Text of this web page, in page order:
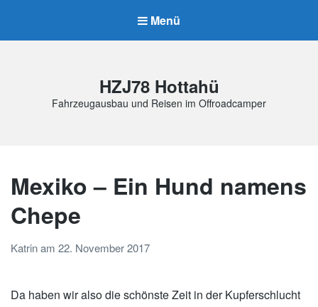
Menü
HZJ78 Hottahü
Fahrzeugausbau und Reisen im Offroadcamper
Mexiko – Ein Hund namens
Chepe
Katrinam 22. November 2017
Da haben wir also die schönste Zeit in der Kupferschlucht